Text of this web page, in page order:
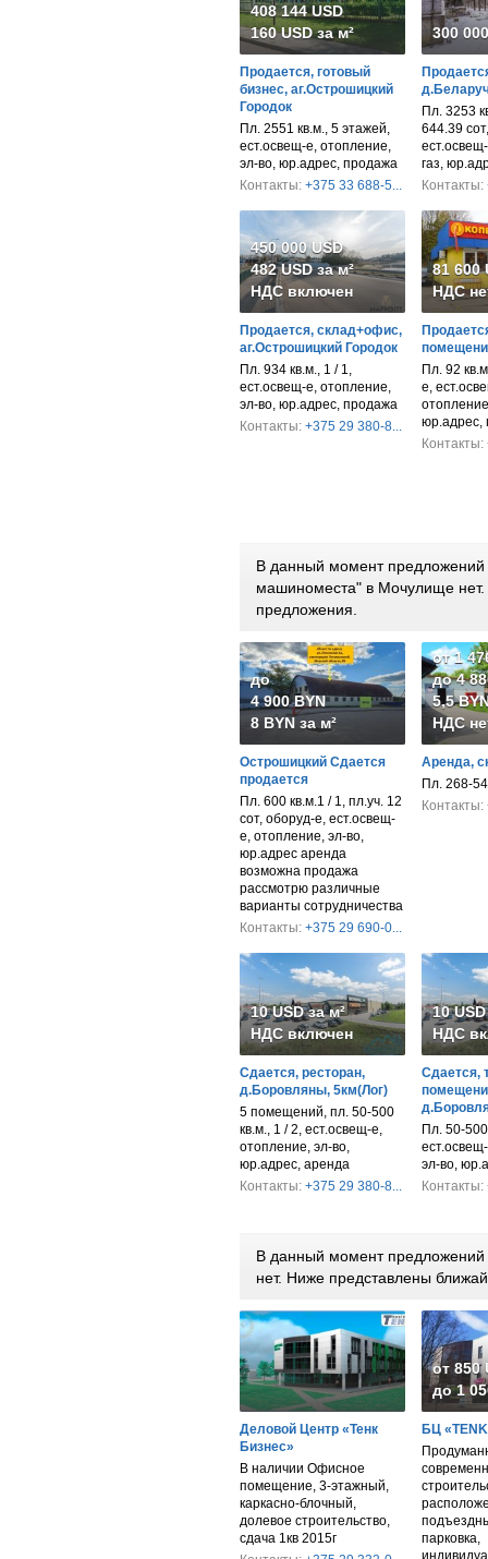
408 144 USD
160 USD за м²
Продается, готовый
бизнес, аг.Острошицкий
Городок
Пл. 2551 кв.м., 5 этажей,
ест.освещ-е, отопление,
эл-во, юр.адрес, продажа
Контакты: +375 33 688-5...
300
Пл. 3253
644.39
газ,
Контакты:
450 000 USD
482 USD за м²
НДС включен
Продается, склад+офис,
аг.Острошицкий Городок
Пл. 934 кв.м., 1 / 1,
ест.освещ-е, отопление,
эл-во, юр.адрес, продажа
Контакты: +375 29 380-8...
81 600
НДС
Пл. 92
е,
юр.адрес,
Контакты:
В данный момент предложений
машиноместа" в Мочулище
предложения.
до
4 900 BYN
8 BYN за м²
Острошицкий Сдается
продается
Пл. 600 кв.м.1 / 1, пл.уч. 12
сот, оборуд-е, ест.освещ-
е, отопление, эл-во,
юр.адрес аренда
возможна продажа
рассмотрю различные
варианты сотрудничества
Контакты: +375 29 690-0...
от 1
до 4
5,5
НДС
Аренда,
Пл. 268-
Контакты:
10 USD за м²
НДС включен
Сдается, ресторан,
д.Боровляны, 5км(Лог)
5 помещений, пл. 50-500
кв.м., 1 / 2, ест.освещ-е,
отопление, эл-во,
юр.адрес, аренда
Контакты: +375 29 380-8...
10
НДС
Сдается,
Пл. 50-
эл-во,
Контакты:
В данный момент
нет. Ниже представлены
Деловой Центр «Тенк
Бизнес»
В наличии Офисное
помещение, 3-этажный,
каркасно-блочный,
долевое строительство,
сдача 1кв 2015г
от 850
до 1
БЦ
парковка,